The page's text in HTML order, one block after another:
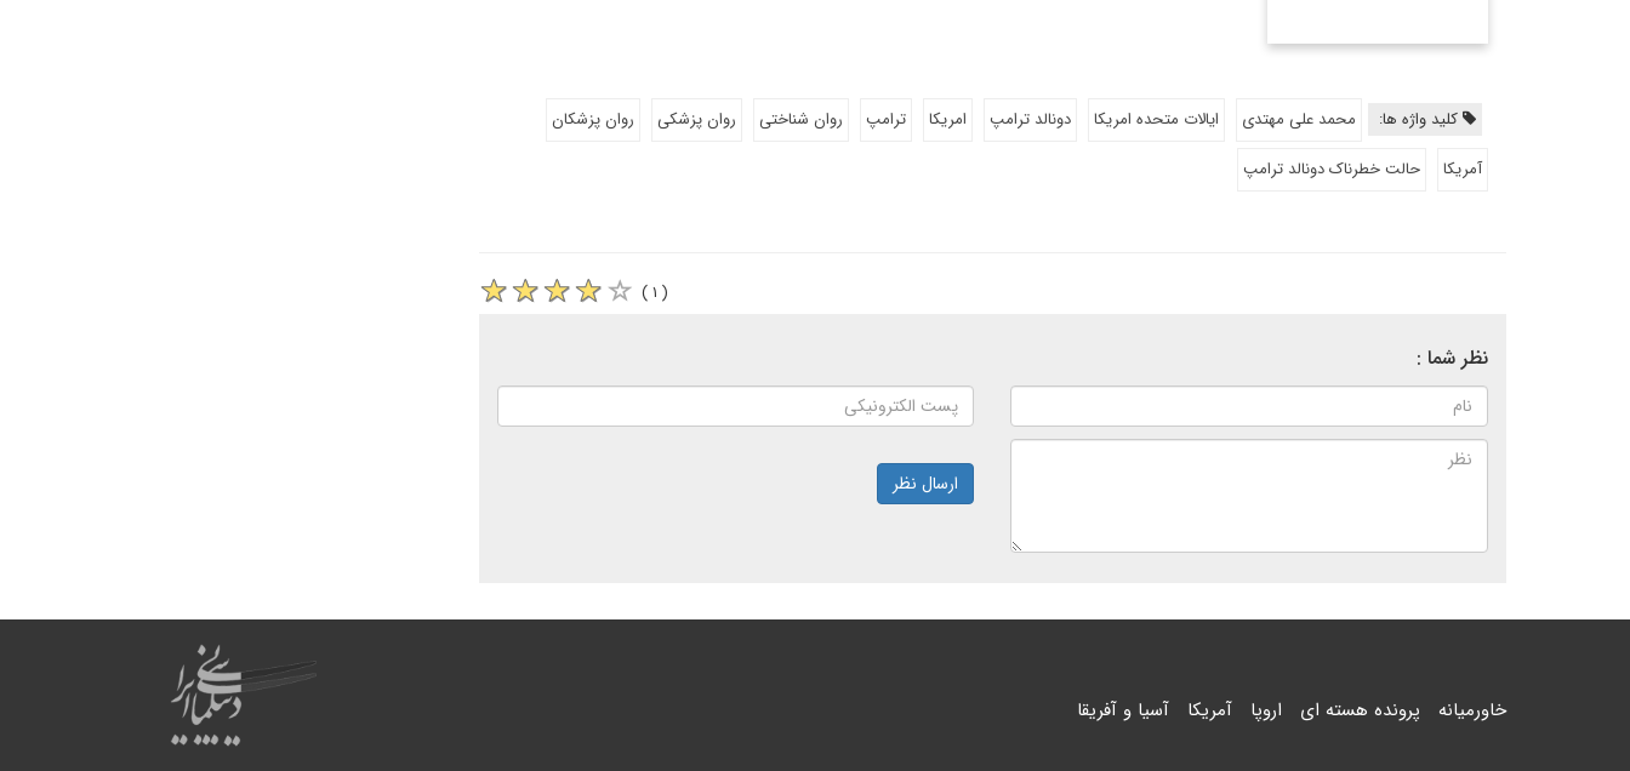
کلید واژه ها: محمد علی مهتدی ایالات متحده امریکا دونالد ترامپ امریکا ترامپ روان شناختی روان پزشکی
روان پزشکان
آمریکا
حالت خطرناک دونالد ترامپ
( ۱ )
نظر شما :
ارسال نظر
خاورمیانه پرونده هسته ای اروپا آمریکا آسیا و آفریقا